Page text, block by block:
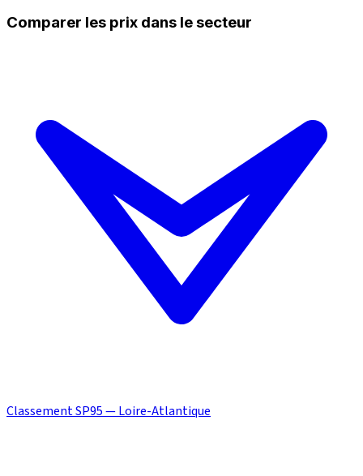
Comparer les prix dans le secteur
Classement SP95 — Loire-Atlantique